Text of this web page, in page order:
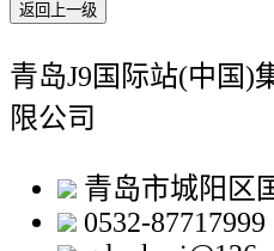
返回上一级
青岛J9国际站(中国)
限公司
青岛市城阳区
0532-87717999